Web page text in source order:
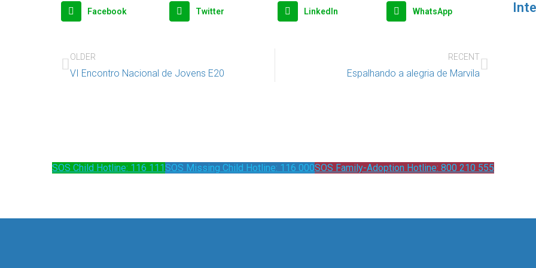
Facebook Twitter LinkedIn WhatsApp
OLDER
VI Encontro Nacional de Jovens E20
RECENT
Espalhando a alegria de Marvila
SOS Child Hotline: 116 111SOS Missing Child Hotline: 116 000SOS Family-Adoption Hotline: 800 210 555